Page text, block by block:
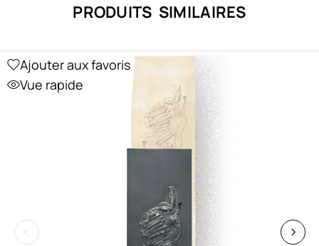
PRODUITS SIMILAIRES
Ajouter aux favoris
Vue rapide